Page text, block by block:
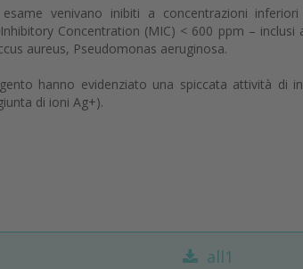
venivano inibiti a concentrazioni
Concentration (MIC) < 600 ppm –
aureus, Pseudomonas aeruginosa.
hanno evidenziato una spiccata attività di
di ioni Ag+).
all1